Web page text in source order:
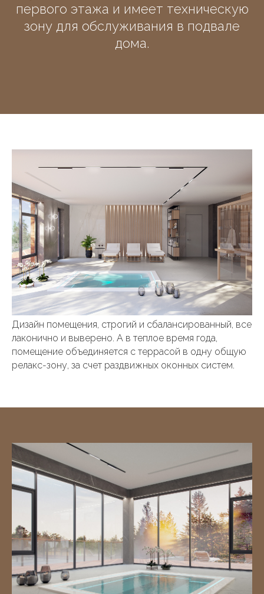
первого этажа и имеет техническую
зону для обслуживания в подвале
дома.
Дизайн помещения, строгий и сбалансированный, все
лаконично и выверено. А в теплое время года,
помещение объединяется с террасой в одну общую
релакс-зону, за счет раздвижных оконных систем.